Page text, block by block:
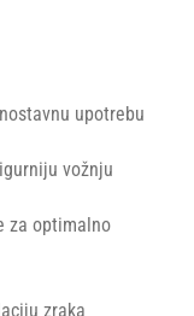
upotrebu
vožnju
za optimalno
zraka